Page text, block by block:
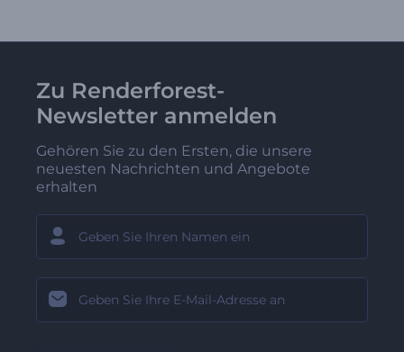
Zu Renderforest-
Newsletter anmelden
Gehören Sie zu den Ersten, die unsere
neuesten Nachrichten und Angebote
erhalten